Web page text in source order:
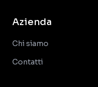
Azienda
Chi siamo
Contatti